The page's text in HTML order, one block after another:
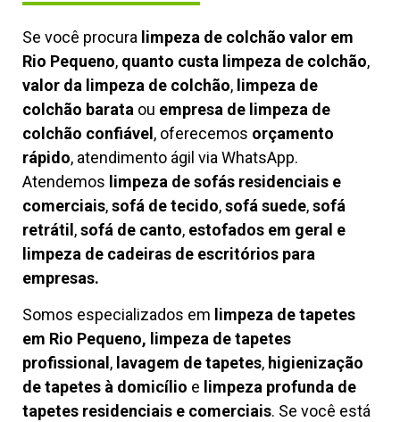
Se você procura limpeza de colchão valor em
Rio Pequeno, quanto custa limpeza de colchão,
valor da limpeza de colchão, limpeza de
colchão barata ou empresa de limpeza de
colchão confiável, oferecemos orçamento
rápido, atendimento ágil via WhatsApp.
Atendemos limpeza desofás residenciais e
comerciais,sofá de tecido,sofá suede,sofá
retrátil,sofá de canto, estofados em geral e
limpeza de cadeiras de escritórios para
empresas.
Somos especializados em limpeza de tapetes
em Rio Pequeno, limpeza de tapetes
profissional , lavagem de tapetes, higienização
de tapetes à domicílio e limpeza profunda de
tapetes residenciais e comerciais. Se você está